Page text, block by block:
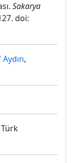
Sakarya
doi:
Aydın,